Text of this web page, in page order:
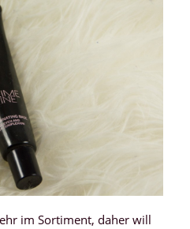
im Sortiment, daher will